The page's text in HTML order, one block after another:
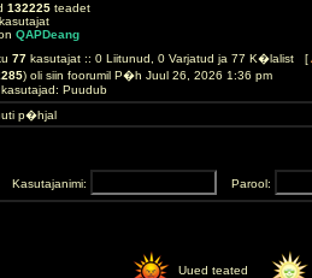
132225 teadet
QAPDeang
77 kasutajat :: 0 Liitunud, 0 Varjatud ja 77 K�lalist [
) oli siin foorumil P�h Juul 26, 2026 1:36 pm
Puudub
p�hjal
Kasutajanimi: Parool:
Uued teated